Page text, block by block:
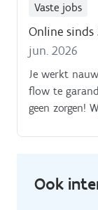
Vaste jobs
Online
jun. 2026
Je werkt
flow te
geen zorgen!
Ook